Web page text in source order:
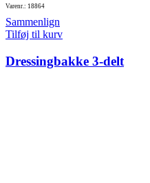
Varenr.: 18864
Sammenlign
Tilføj til kurv
Dressingbakke 3-delt